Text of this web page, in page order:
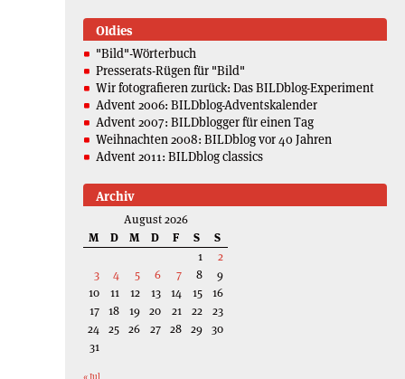
Oldies
"Bild"-Wörterbuch
Presserats-Rügen für "Bild"
Wir fotografieren zurück: Das BILDblog-Experiment
Advent 2006: BILDblog-Adventskalender
Advent 2007: BILDblogger für einen Tag
Weihnachten 2008: BILDblog vor 40 Jahren
Advent 2011: BILDblog classics
Archiv
August 2026
M
D M D F S
S
1
2
3
4 5 6 7 8
9
10
11 12 13 14 15
16
17 18 19 20 21 22
23
24 25 26 27 28 29 30
31
« Jul